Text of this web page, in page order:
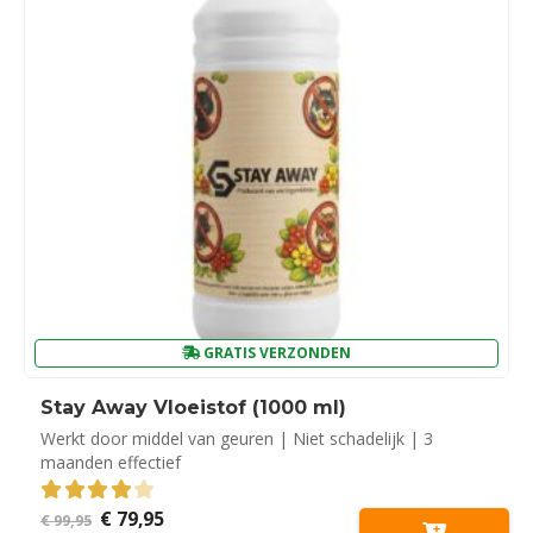
GRATIS VERZONDEN
Stay Away Vloeistof (1000 ml)
Werkt door middel van geuren | Niet schadelijk | 3
maanden effectief
4.00 out of 5
€99,95 Oorspronkelijke
€79,95Huidige